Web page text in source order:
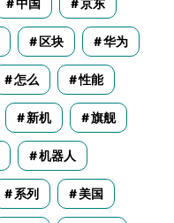
中国 京东
区块 华为
怎么 性能
新机 旗舰
机器人
系列 美国